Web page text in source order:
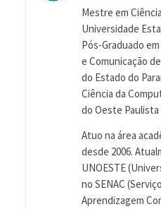
Mestre em
Universidade
Pós-Graduado
e Comunicação
do Estado do
Ciência da
do Oeste Paulista
Atuo na área
desde 2006.
UNOESTE
no SENAC
Aprendizagem